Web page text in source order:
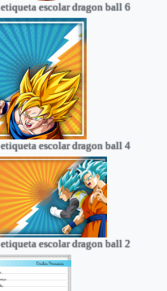
etiqueta escolar dragon ball 6
etiqueta escolar dragon ball 4
etiqueta escolar dragon ball 2